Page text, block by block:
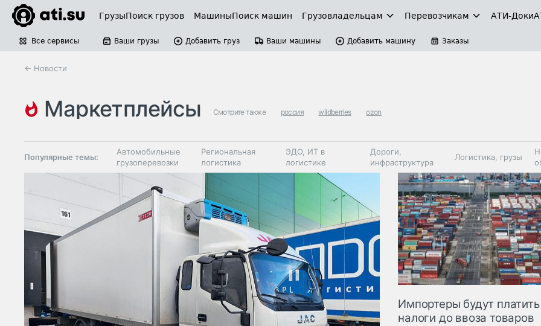
ГрузыПоиск грузов МашиныПоиск машин Грузовладельцам Перевозчикам АТИ-Доки
Все сервисы Ваши грузы Добавить груз Ваши машины Добавить машину Заказы
← Новости
маркетплейсы Смотрите также россия wildberries ozon
Популярные темы:
Автомобильные
грузоперевозки
Региональная
логистика
ЭДО, ИТ в
логистике
Дороги,
инфраструктура
Логистика, грузы
Таможня и ВЭД
грузовые
терминалы
Коммерческий
Спецтехника
Автосервис,
запчасти, шины
Импортеры будут платить
налоги до ввоза товаров